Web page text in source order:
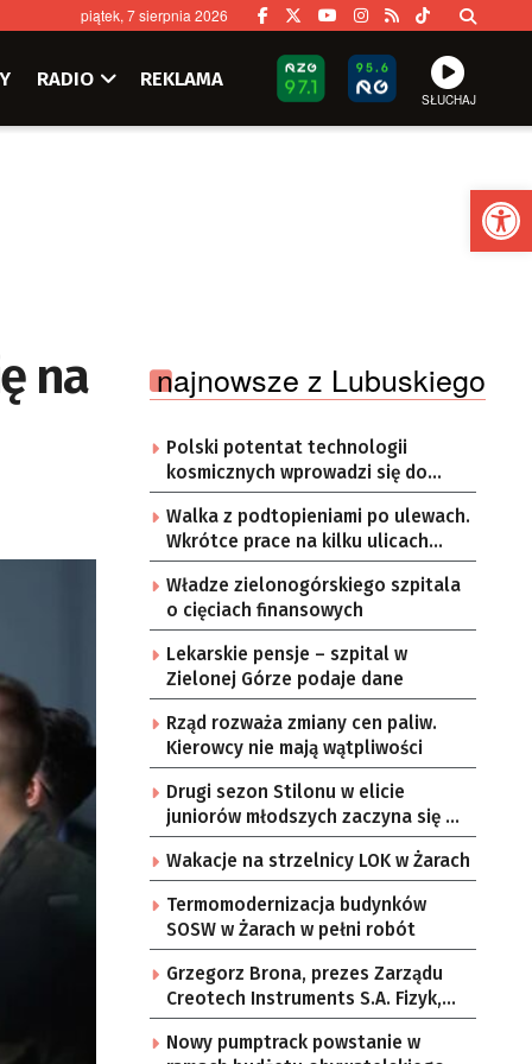
piątek, 7 sierpnia 2026
RADIO REKLAMA
SŁUCHAJ
na
najnowsze z Lubuskiego
Polski potentat technologii
kosmicznych wprowadzi się do
Zielonej Góry
Walka z podtopieniami po ulewach.
Wkrótce prace na kilku ulicach
Gorzowa
Władze zielonogórskiego szpitala
o cięciach finansowych
Lekarskie pensje – szpital w
Zielonej Górze podaje dane
Rząd rozważa zmiany cen paliw.
Kierowcy nie mają wątpliwości
Drugi sezon Stilonu w elicie
juniorów młodszych zaczyna się w
sobotę
Wakacje na strzelnicy LOK w Żarach
Termomodernizacja budynków
SOSW w Żarach w pełni robót
Grzegorz Brona, prezes Zarządu
Creotech Instruments S.A. Fizyk,
naukowiec, były pracownik CERN w
Genewie, przedsiębiorca i
Nowy pumptrack powstanie w